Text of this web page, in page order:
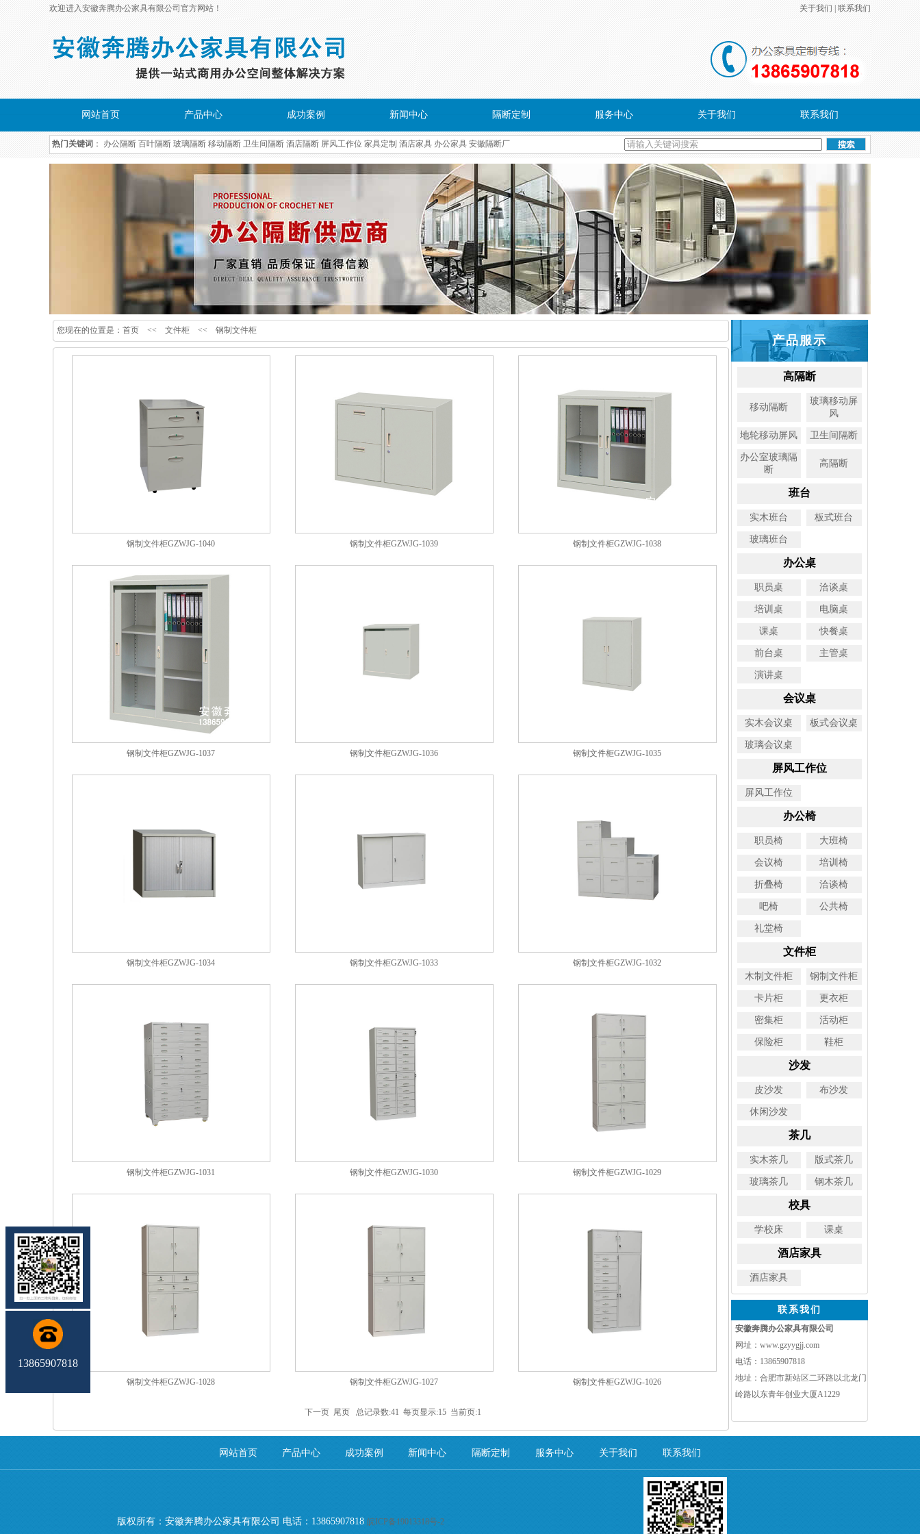
欢迎进入安徽奔腾办公家具有限公司官方网站！ 关于我们 联系我们
网站首页 产品中心 成功案例 新闻中心 隔断定制 服务中心 关于我们 联系我们
热门关键词 ： 办公隔断 百叶隔断 玻璃隔断 移动隔断 卫生间隔断 酒店隔断 屏风工作位 家具定制 酒店家具 办公家具 安徽隔断厂
您现在的位置是： 首页<< 文件柜<< 钢制文件柜
钢制文件柜GZWJG-1040 钢制文件柜GZWJG-1039 钢制文件柜GZWJG-1038
钢制文件柜GZWJG-1037 钢制文件柜GZWJG-1036 钢制文件柜GZWJG-1035
钢制文件柜GZWJG-1034 钢制文件柜GZWJG-1033 钢制文件柜GZWJG-1032
钢制文件柜GZWJG-1031 钢制文件柜GZWJG-1030 钢制文件柜GZWJG-1029
钢制文件柜GZWJG-1028 钢制文件柜GZWJG-1027 钢制文件柜GZWJG-1026
下一页 尾页 总记录数:41 每页显示:15 当前页:1
产品服示
高隔断
移动隔断
玻璃移动屏
风
地轮移动屏风 卫生间隔断
办公室玻璃隔
断
高隔断
班台
实木班台 板式班台
玻璃班台
办公桌
职员桌 洽谈桌
培训桌 电脑桌
课桌 快餐桌
前台桌 主管桌
演讲桌
会议桌
实木会议桌 板式会议桌
玻璃会议桌
屏风工作位
屏风工作位
办公椅
职员椅 大班椅
会议椅 培训椅
折叠椅 洽谈椅
吧椅 公共椅
礼堂椅
文件柜
木制文件柜 钢制文件柜
卡片柜 更衣柜
密集柜 活动柜
保险柜 鞋柜
沙发
皮沙发 布沙发
休闲沙发
茶几
实木茶几 版式茶几
玻璃茶几 钢木茶几
校具
学校床 课桌
酒店家具
酒店家具
联系我们
安徽奔腾办公家具有限公司
网址：www.gzyygjj.com
电话：13865907818
地址：合肥市新站区二环路以北龙门
岭路以东青年创业大厦A1229
网站首页 产品中心 成功案例 新闻中心 隔断定制 服务中心 关于我们 联系我们
版权所有：安徽奔腾办公家具有限公司 电话：13865907818 皖ICP备19013318号-2
13865907818